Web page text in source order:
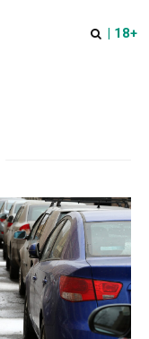
| 18+